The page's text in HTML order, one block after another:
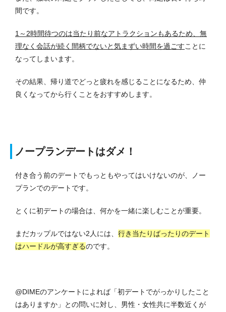
間です。
1～2時間待つのは当たり前なアトラクションもあるため、無
理なく会話が続く間柄でないと気まずい時間を過ごすことに
なってしまいます。
その結果、帰り道でどっと疲れを感じることになるため、仲
良くなってから行くことをおすすめします。
ノープランデートはダメ！
付き合う前のデートでもっともやってはいけないのが、ノー
プランでのデートです。
とくに初デートの場合は、何かを一緒に楽しむことが重要。
まだカップルではない2人には、 行き当たりばったりのデート
はハードルが高すぎるのです。
@DIMEのアンケートによれば「初デートでがっかりしたこと
はありますか」との問いに対し、男性・女性共に半数近くが